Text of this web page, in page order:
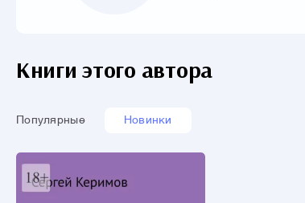
Книги этого автора
Популярные Новинки